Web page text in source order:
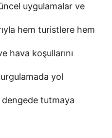
uygulamalar ve
hem turistlere hem
hava koşullarını
yol
tutmaya